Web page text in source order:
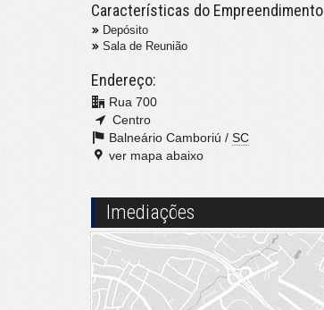
Características do Empreendimento
Depósito
Sala de Reunião
Endereço:
Rua 700
Centro
Balneário Camboriú / SC
ver mapa abaixo
Imediações